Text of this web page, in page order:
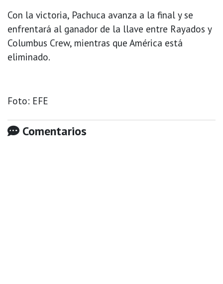
Con la victoria, Pachuca avanza a la final y se
enfrentará al ganador de la llave entre Rayados y
Columbus Crew, mientras que América está
eliminado.
Foto: EFE
Comentarios